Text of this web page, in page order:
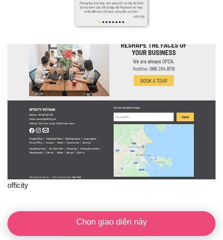
officity
Chọn giao diện này